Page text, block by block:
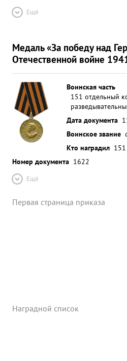
Ещё
Медаль «За победу над
Отечественной войне
Воинская часть
151 отдельный
Дата документа
Воинское звание
Кто наградил
Номер документа 1622
Ещё
Первая страница приказа
Наградной список